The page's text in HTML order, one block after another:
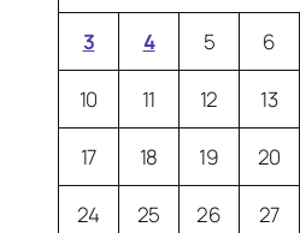
3 4 5 6
10 11 12 13
17 18 19 20
24 25 26 27